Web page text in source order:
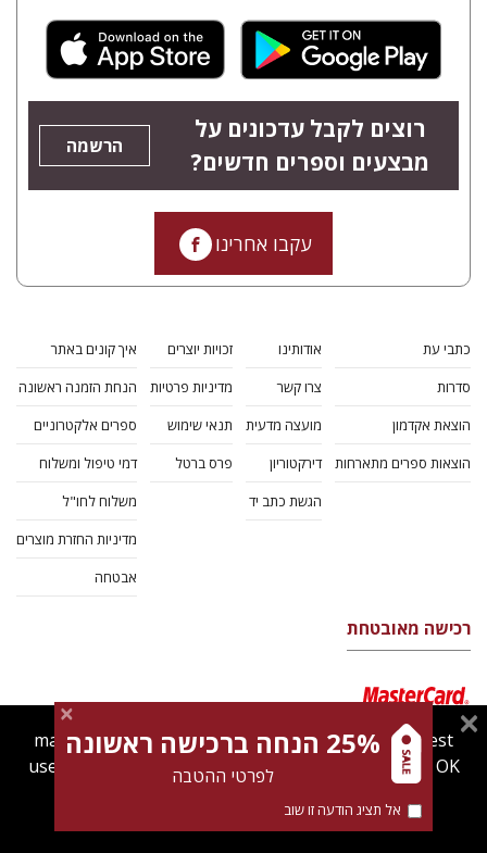
רוצים לקבל עדכונים על
מבצעים וספרים חדשים?
הרשמה
עקבו אחרינו
כתבי עת
סדרות
הוצאת אקדמון
הוצאות ספרים מתארחות
אודותינו
צרו קשר
מועצה מדעית
דירקטוריון
הגשת כתב יד
זכויות יוצרים
מדיניות פרטיות
תנאי שימוש
פרס ברטל
איך קונים באתר
הנחת הזמנה ראשונה
ספרים אלקטרוניים
דמי טיפול ומשלוח
משלוח לחו"ל
מדיניות החזרת מוצרים
אבטחה
רכישה מאובטחת
magnespress.co.il uses cookies to give you the best
user experience. Using this website means you're OK
Find out more about ourcookies policy
25% הנחה ברכישה ראשונה
לפרטי ההטבה
אל תציג הודעה זו שוב